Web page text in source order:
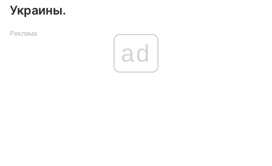
Украины.
Реклама
ad